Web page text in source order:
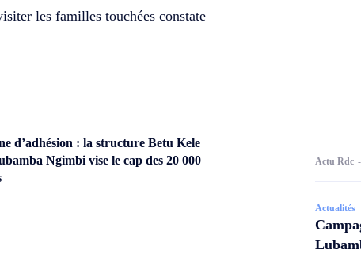
les familles touchées constate
d’adhésion : la structure Betu Kele
Ngimbi vise le cap des 20 000
Actu Rdc -
Actualités